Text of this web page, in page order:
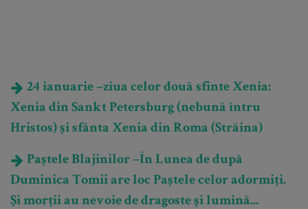
24 ianuarie –ziua celor două sfinte Xenia:
Xenia din Sankt Petersburg (nebună întru
Hristos) și sfânta Xenia din Roma (Străina)
Paștele Blajinilor –În Lunea de după
Duminica Tomii are loc Paștele celor adormiți.
Și morții au nevoie de dragoste și lumină...